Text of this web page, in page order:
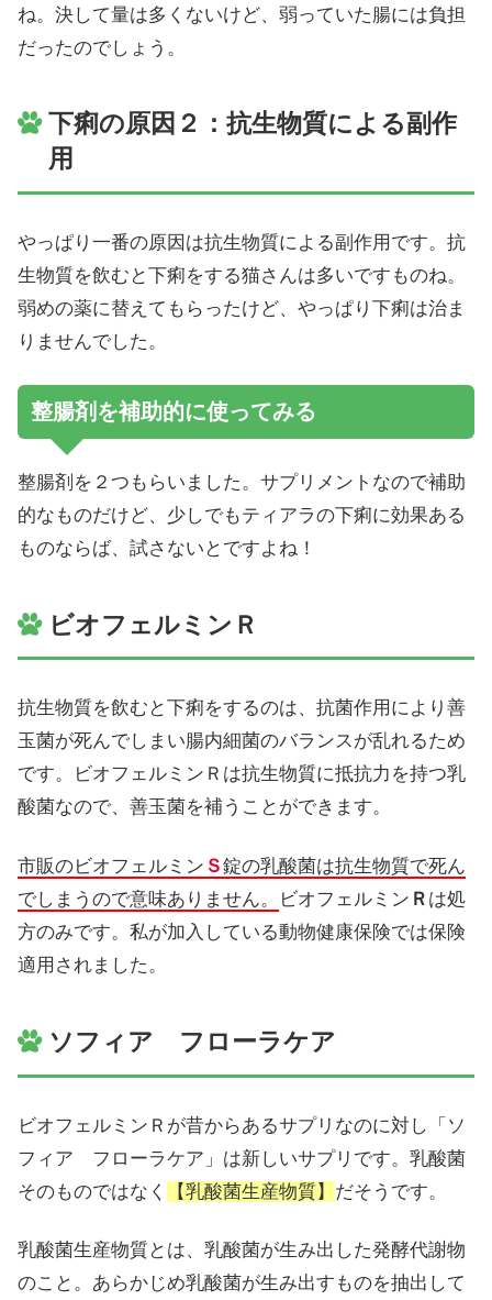
ね。決して量は多くないけど、弱っていた腸には負担
だったのでしょう。
下痢の原因２：抗生物質による副作
用
やっぱり一番の原因は抗生物質による副作用です。抗
生物質を飲むと下痢をする猫さんは多いですものね。
弱めの薬に替えてもらったけど、やっぱり下痢は治ま
りませんでした。
整腸剤を補助的に使ってみる
整腸剤を２つもらいました。サプリメントなので補助
的なものだけど、少しでもティアラの下痢に効果ある
ものならば、試さないとですよね！
ビオフェルミンＲ
抗生物質を飲むと下痢をするのは、抗菌作用により善
玉菌が死んでしまい腸内細菌のバランスが乱れるため
です。ビオフェルミンＲは抗生物質に抵抗力を持つ乳
酸菌なので、善玉菌を補うことができます。
市販のビオフェルミン Ｓ錠の乳酸菌は抗生物質で死ん
でしまうので意味ありません。
ビオフェルミン Ｒ は処
方のみです。私が加入している動物健康保険では保険
適用されました。
ソフィア フローラケア
ビオフェルミンＲが昔からあるサプリなのに対し「ソ
フィア フローラケア」は新しいサプリです。乳酸菌
そのものではなく
【乳酸菌生産物質】 だそうです。
乳酸菌生産物質とは、乳酸菌が生み出した発酵代謝物
のこと。あらかじめ乳酸菌が生み出すものを抽出して